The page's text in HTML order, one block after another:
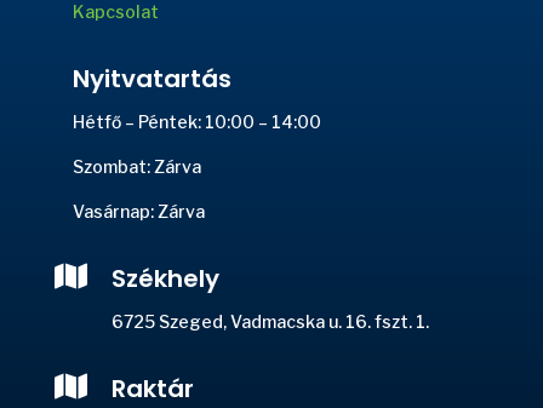
Kapcsolat
Nyitvatartás
Hétfő – Péntek: 10:00 – 14:00
Szombat: Zárva
Vasárnap: Zárva
 Székhely
6725 Szeged, Vadmacska u. 16. fszt. 1.
 Raktár